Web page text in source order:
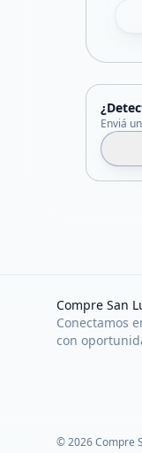
Enviá
Compre San
Conectamos
con
©2026Compre